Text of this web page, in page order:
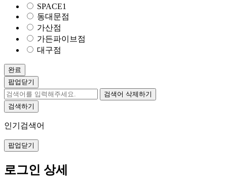
SPACE1
동대문점
가산점
가든파이브점
대구점
완료
팝업닫기
검색어 삭제하기
검색하기
인기검색어
팝업닫기
로그인 상세